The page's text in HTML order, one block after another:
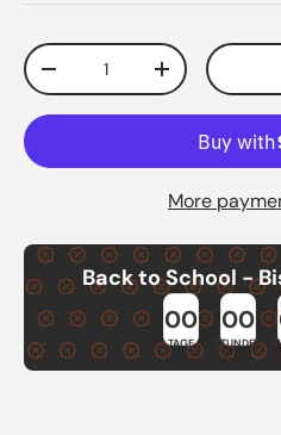
Qty
Decrease quantityIncrease
More
Back to School -
00
TAGE
00
STUNDEN